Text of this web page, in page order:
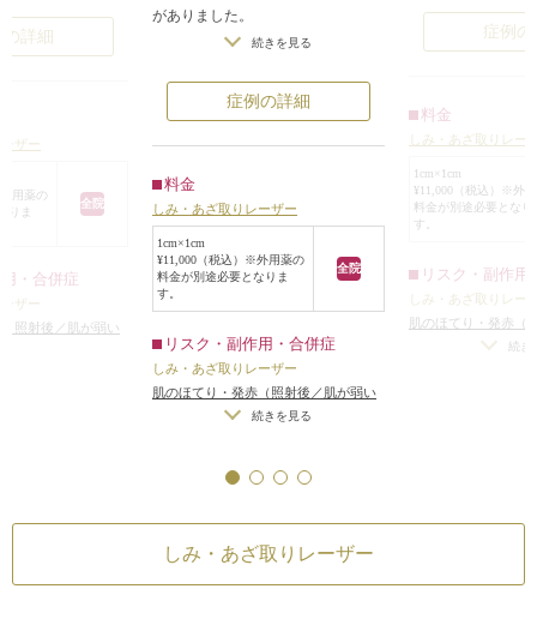
あっても支障のな
立つ位置にあると
去したい色素の状
にダメージを与え
った後、10日前後
最終的には写真の
になります。
詳細
ザー
用薬の
りま
全院
・合併症
ザー
照射後／肌が弱い
がありました。
このシミは老人性色素斑というシミ
い、いわゆる普通のシミです。
このタイプのシミには、シミ取り専
レーザー照射後、シミのあったとこ
ろはすっかりきれいになりました。
レーザーでシミがきれいになった後
はケアが大事です。
シミというのは、皮膚の老化現象に
よってできるものなので、せっかく
レーザーできれいになっても、毎日
紫外線を浴びていたら、またシミが
できてしまいます。
特にこのシミのような頬骨の上の出
りやすいので注意が必要です。
続きを見る
症例の詳細
料金
しみ・あざ取りレーザー
1cm×1cm
¥11,000（税込）※外用薬の
料金が別途必要となりま
す。
全院
リスク・副作用・合併症
しみ・あざ取りレーザー
肌のほてり・発赤（照射後／肌が弱い
方・敏感肌の方）続きを見る
色合いがまちまち
み・あざ取りレー
その結果、胸元に
ミがわかりにくく
かります。
症例
料金
しみ・あざ取りレー
1cm×1cm
¥11,000（税込）※外
料金が別途必要となり
す。
リスク・副作用
しみ・あざ取りレー
肌のほてり・発赤（
方・敏感肌の方）続き
しみ・あざ取りレーザー